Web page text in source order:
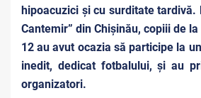
hipoacuzici și cu surditate tardivă.
Cantemir” din Chișinău, copiii de
12 au avut ocazia să participe la
inedit, dedicat fotbalului, și au
organizatori.